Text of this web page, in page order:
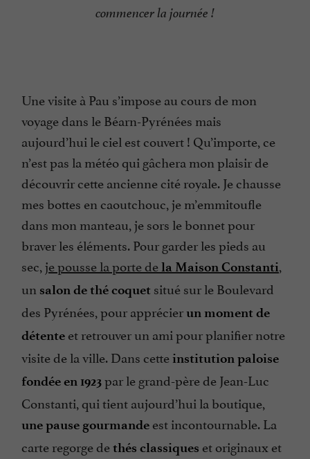
commencer la journée !
Une visite à Pau s’impose au cours de mon
voyage dans le Béarn-Pyrénées mais
aujourd’hui le ciel est couvert ! Qu’importe, ce
n’est pas la météo qui gâchera mon plaisir de
découvrir cette ancienne cité royale. Je chausse
mes bottes en caoutchouc, je m’emmitoufle
dans mon manteau, je sors le bonnet pour
braver les éléments. Pour garder les pieds au
sec,je pousse la porte dela Maison Constanti,
un salon de thé coquet situé sur le Boulevard
des Pyrénées, pour apprécierun moment de
détente et retrouver un ami pour planifier notre
visite de la ville. Dans cetteinstitution paloise
fondée en 1923par le grand-père de Jean-Luc
Constanti, qui tient aujourd’hui la boutique,
une pause gourmande est incontournable. La
carte regorge dethés classiques et originaux et